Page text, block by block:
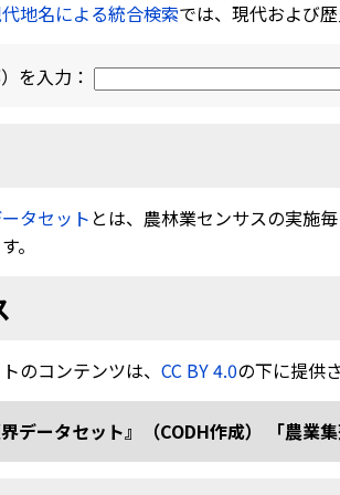
地名による統合検索では、現代および
を入力：
タセット とは、農林業センサスの実施
。
のコンテンツは、 CC BY 4.0の下に提供
界データセット』（CODH作成） 「農